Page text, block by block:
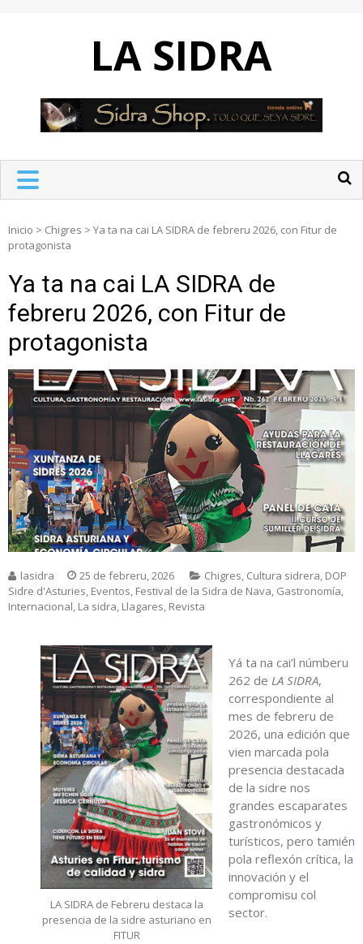
LA SIDRA
Inicio > Chigres > Ya ta na cai LA SIDRA de febreru 2026, con Fitur de
protagonista
Ya ta na cai LA SIDRA de
febreru 2026, con Fitur de
protagonista
lasidra 25 de febreru, 2026 Chigres, Cultura sidrera, DOP
Sidre d'Asturies, Eventos, Festival de la Sidra de Nava, Gastronomía,
Internacional, La sidra, Llagares, Revista
LA SIDRA de Febreru destaca la
presencia de la sidre asturiano en
FITUR
Yá ta na cai’l númberu
262 de LA SIDRA,
correspondiente al
mes de febreru de
2026, una edición que
vien marcada pola
presencia destacada
de la sidre nos
grandes escaparates
gastronómicos y
turísticos, pero tamién
pola reflexón crítica, la
innovación y el
compromisu col
sector.